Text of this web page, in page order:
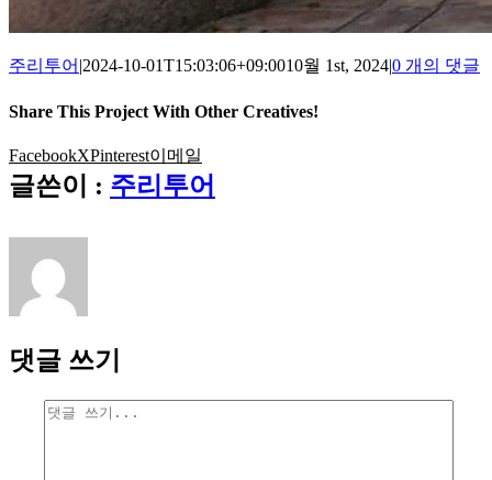
주리투어 |2024-10-01T15:03:06+09:0010월 1st, 2024|0 개의 댓글
Share This Project With Other Creatives!
FacebookXPinterest이메일
글쓴이 : 주리투어
댓글 쓰기